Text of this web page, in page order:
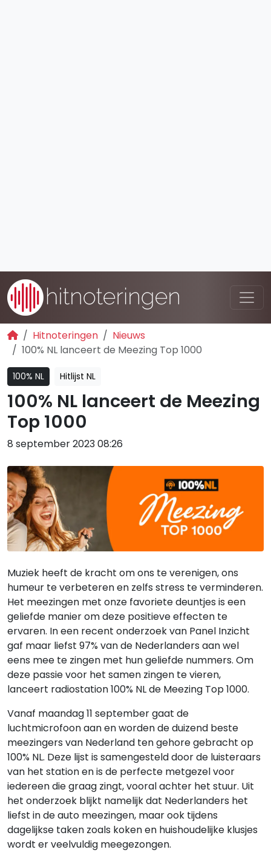
Hitnoteringen
Nieuws
100% NL lanceert de Meezing Top 1000
100% NL Hitlijst NL
100% NL lanceert de Meezing
Top 1000
8 september 2023 08:26
Muziek heeft de kracht om ons te verenigen, ons
humeur te verbeteren en zelfs stress te verminderen.
Het meezingen met onze favoriete deuntjes is een
geliefde manier om deze positieve effecten te
ervaren. In een recent onderzoek van Panel Inzicht
gaf maar liefst 97% van de Nederlanders aan wel
eens mee te zingen met hun geliefde nummers. Om
deze passie voor het samen zingen te vieren,
lanceert radiostation 100% NL de Meezing Top 1000.
Vanaf maandag 11 september gaat de
luchtmicrofoon aan en worden de duizend beste
meezingers van Nederland ten gehore gebracht op
100% NL. Deze lijst is samengesteld door de luisteraars
van het station en is de perfecte metgezel voor
iedereen die graag zingt, vooral achter het stuur. Uit
het onderzoek blijkt namelijk dat Nederlanders het
liefst in de auto meezingen, maar ook tijdens
dagelijkse taken zoals koken en huishoudelijke klusjes
wordt er veelvuldig meegezongen.